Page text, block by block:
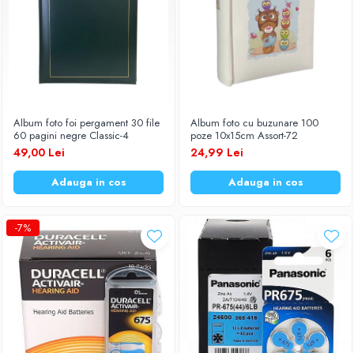
Album foto foi pergament 30 file
60 pagini negre Classic-4
49,00 Lei
Adauga in cos
Album foto cu buzunare 100
poze 10x15cm Assort-72
24,99 Lei
Adauga in cos
-7%